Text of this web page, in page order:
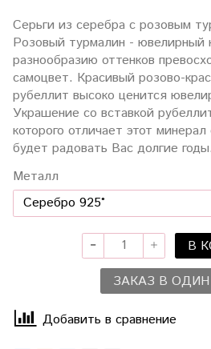
Серьги из серебра с розовым
Розовый турмалин - ювелирный
разнообразию оттенков
самоцвет. Красивый розово-
рубеллит высоко ценится
Украшение со вставкой
которого отличает этот
будет радовать Вас долгие годы.
Металл
В
ЗАКАЗ В
Добавить в сравнение